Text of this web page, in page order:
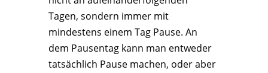
Tagen, sondern immer mit
mindestens einem Tag Pause. An
dem Pausentag kann man entweder
tatsächlich Pause machen, oder aber